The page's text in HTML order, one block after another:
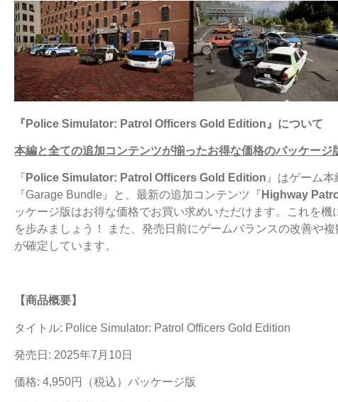
『Police Simulator: Patrol Officers Gold Edition』について
本編と全ての追加コンテンツが揃ったお得な価格のパッケージ
『 Police Simulator: Patrol Officers Gold Edition』はゲーム
『Garage Bundle』と、最新の追加コンテンツ『 Highway
ッケージ版はお得な価格でお買い求めいただけます。これを
を歩みましょう！ また、発売日前にゲームバランスの改善や
が確定しています。
【商品概要】
タイトル: Police Simulator: Patrol Officers Gold Edition
発売日: 2025年7月10日
価格: 4,950円（税込）パッケージ版